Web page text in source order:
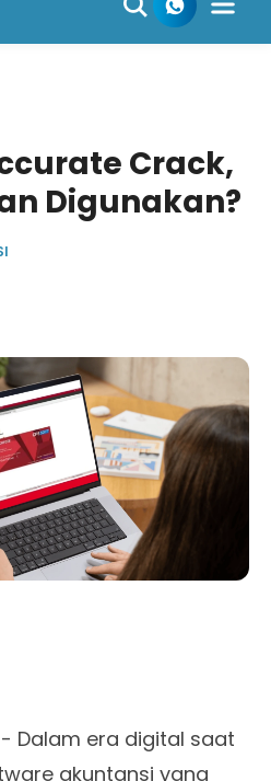
Crack,
Digunakan?
- Dalam era digital saat
akuntansi yang